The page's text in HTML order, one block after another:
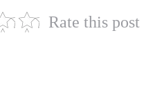
Rate this post